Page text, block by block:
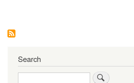
Search
Search